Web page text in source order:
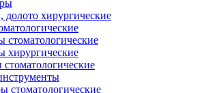
долото хирургические
стоматологические